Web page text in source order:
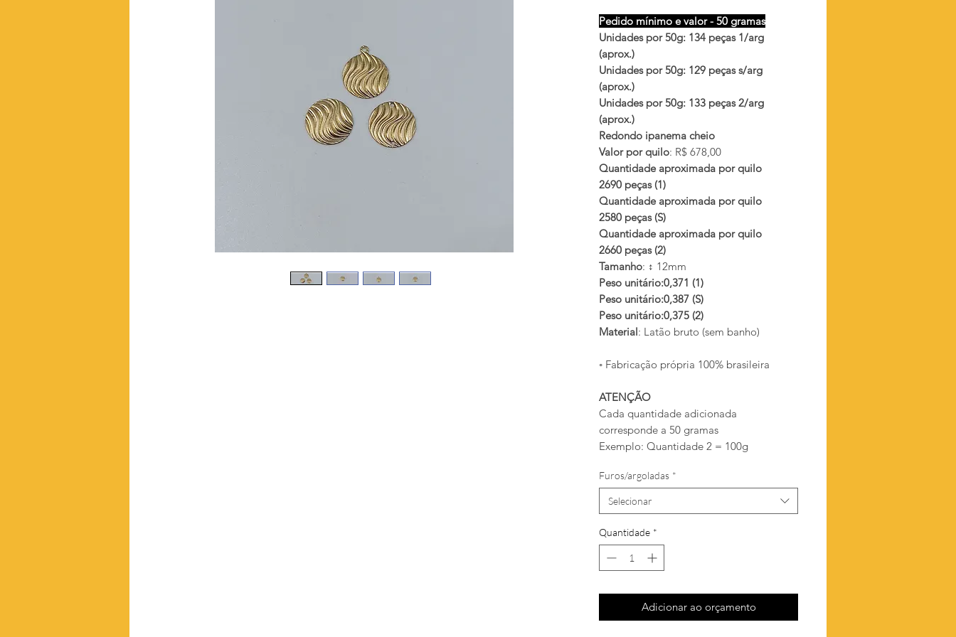
Pedido mínimo e valor - 50 gramas
Unidades por 50g: 134 peças 1/arg
(aprox.)
Unidades por 50g: 129 peças s/arg
(aprox.)
Unidades por 50g: 133 peças 2/arg
(aprox.)
Redondo ipanema cheio
Valor por quilo: R$ 678,00
Quantidade aproximada por quilo
2690 peças (1)
Quantidade aproximada por quilo
2580 peças (S)
Quantidade aproximada por quilo
2660 peças (2)
Tamanho: ↕ 12mm
Peso unitário:0,371 (1)
Peso unitário:0,387 (S)
Peso unitário:0,375 (2)
Material: Latão bruto (sem banho)
◦ Fabricação própria 100% brasileira
ATENÇÃO
Cada quantidade adicionada
corresponde a 50 gramas
Exemplo: Quantidade 2 = 100g
Furos/argoladas *
Selecionar
Quantidade *
Adicionar ao orçamento